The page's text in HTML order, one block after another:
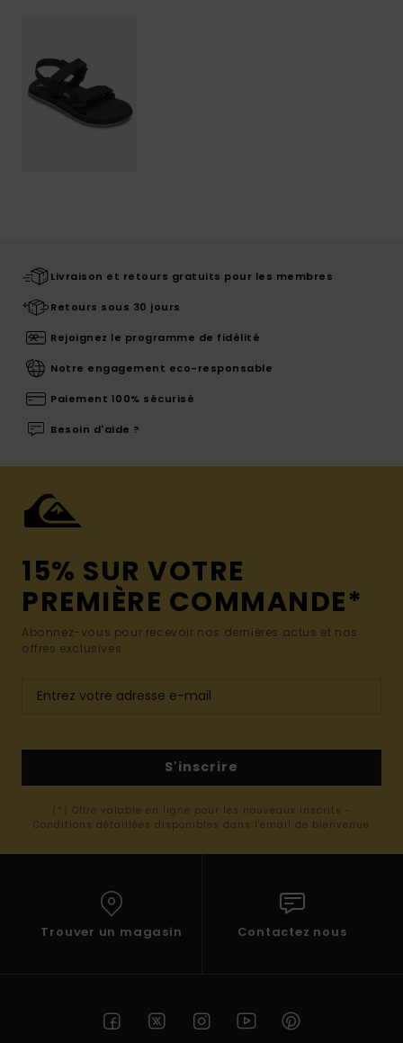
Livraison et retours gratuits pour les membres
Retours sous 30 jours
Rejoignez le programme de fidélité
Notre engagement eco-responsable
Paiement 100% sécurisé
Besoin d'aide ?
15% SUR VOTRE
PREMIÈRE COMMANDE*
Abonnez-vous pour recevoir nos dernières actus et nos
offres exclusives.
S'inscrire
(*) Offre valable en ligne pour les nouveaux inscrits -
Conditions détaillées disponibles dans l'email de bienvenue
Trouver un magasin Contactez nous